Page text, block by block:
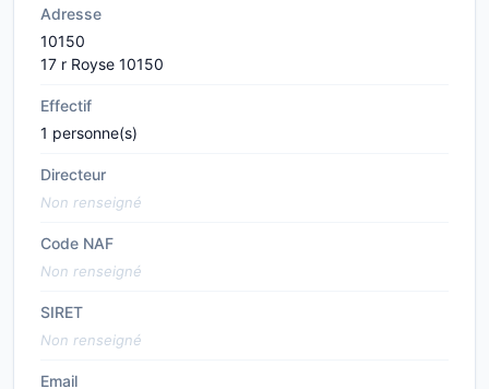
Adresse
10150
17 r Royse 10150
Effectif
1 personne(s)
Directeur
Non renseigné
Code NAF
Non renseigné
SIRET
Non renseigné
Email